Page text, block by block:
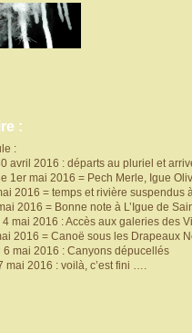
:
:
avril 2016 : départs au pluriel et
1er mai 2016 = Pech Merle, Igue
2016 = temps et rivière suspendus
2016 = Bonne note à L’Igue de
4 mai 2016 : Accès aux galeries des
2016 = Canoë sous les Drapeaux
6 mai 2016 : Canyons dépucellés
mai 2016 : voilà, c’est fini ….